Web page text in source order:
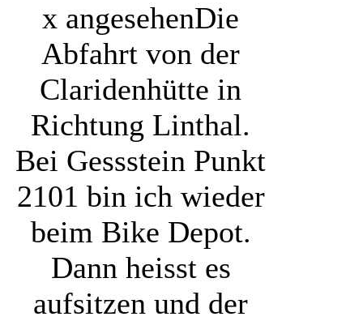
x angesehenDie
Abfahrt von der
Claridenhütte in
Richtung Linthal.
Bei Gessstein Punkt
2101 bin ich wieder
beim Bike Depot.
Dann heisst es
aufsitzen und der